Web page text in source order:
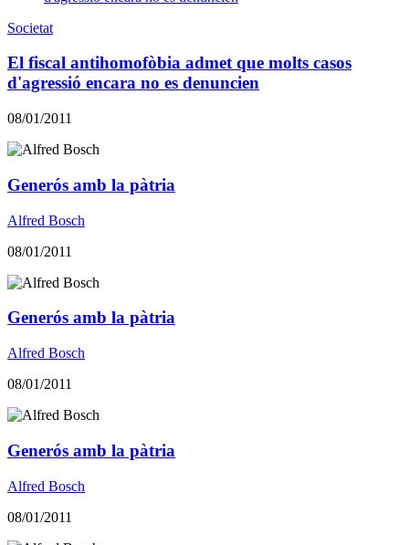
Societat
El fiscal antihomofòbia admet que molts casos
d'agressió encara no es denuncien
08/01/2011
Generós amb la pàtria
Alfred Bosch
08/01/2011
Generós amb la pàtria
Alfred Bosch
08/01/2011
Generós amb la pàtria
Alfred Bosch
08/01/2011